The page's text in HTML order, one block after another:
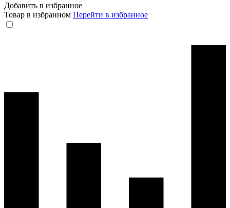
Добавить в избранное
Товар в избранном Перейти в избранное